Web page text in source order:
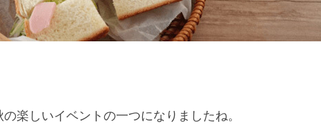
楽しいイベントの一つになりましたね。